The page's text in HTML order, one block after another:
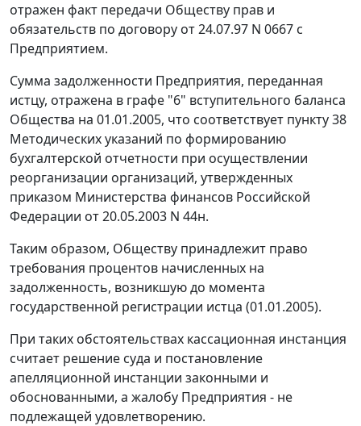
отражен факт передачи Обществу прав и
обязательств по договору от 24.07.97 N 0667 с
Предприятием.
Сумма задолженности Предприятия, переданная
истцу, отражена в графе "6" вступительного баланса
Общества на 01.01.2005, что соответствует пункту 38
Методических указаний по формированию
бухгалтерской отчетности при осуществлении
реорганизации организаций, утвержденных
приказом Министерства финансов Российской
Федерации от 20.05.2003 N 44н.
Таким образом, Обществу принадлежит право
требования процентов начисленных на
задолженность, возникшую до момента
государственной регистрации истца (01.01.2005).
При таких обстоятельствах кассационная инстанция
считает решение суда и постановление
апелляционной инстанции законными и
обоснованными, а жалобу Предприятия - не
подлежащей удовлетворению.